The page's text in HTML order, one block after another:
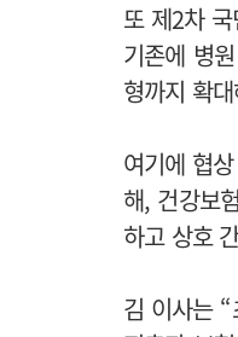
또 제2차
기존에 병
형까지 확
여기에 협
해, 건강보
하고 상호
김 이사는